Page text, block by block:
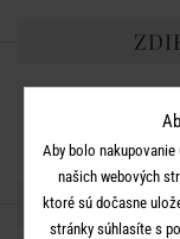
Aby bolo
našich webových
ktoré sú dočasne
stránky súhlasíte s